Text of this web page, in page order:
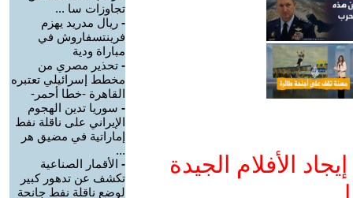
الأفلام الجيدة
تجاوزات سا ...
- ريال مدريد يهزم
فرينتسفاروش في
مباراة ودية
- تحذير مصري من
مخطط إسرائيلي تعتبره
القاهرة -خطا أحمر-
- سوريا تدين الهجوم
الإيراني على ناقلة نفط
إماراتية في مضيق هر
...
- الأقمار الصناعية
تكشف عن تدهور كبير
لوضع ناقلة نفط جانحة